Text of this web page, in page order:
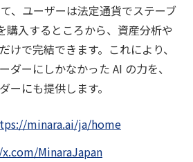
、ユーザーは法定通貨でステーブ
購入するところから、資産分析や
けで完結できます。これにより、
ダーにしかなかった AI の力を、
ーにも提供します。
minara.ai/ja/home
MinaraJapan